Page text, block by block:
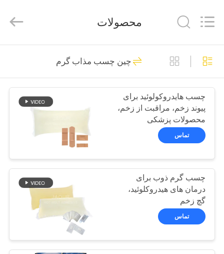
خانه
محصولات
درباره
تور
کارخانه
کنترل
Adhesive
Products
Rights
چسب داغ ذوب PSA
105
چسب حساس به
فشار ذوب گرم
78
محصولات
چین چسب مذاب گرم
چسب هایدروکولوئید برای
پیوند زخم، مراقبت از زخم،
محصولات پزشکی
تماس
چسب گرم ذوب برای
درمان های هیدروکلوئید،
گچ زخم
تماس